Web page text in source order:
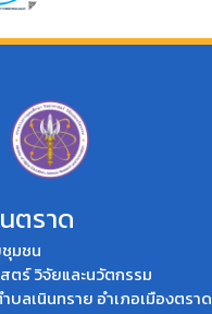
ตราด
มชน
ตร์ วิจัยและนวัตกรรม
ลเนินทราย อำเภอเมืองตราด